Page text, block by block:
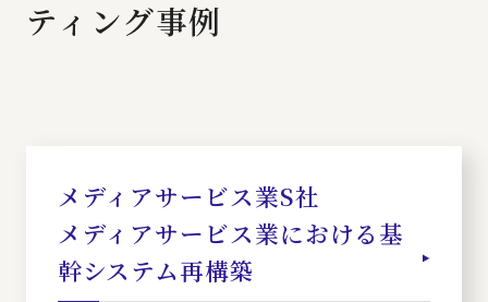
ティング事例
メディアサービス業S社
メディアサービス業における基
幹システム再構築